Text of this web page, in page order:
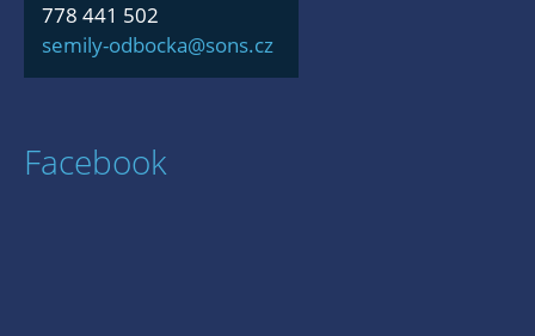
778 441 502
semily-odbocka@sons.cz
Facebook